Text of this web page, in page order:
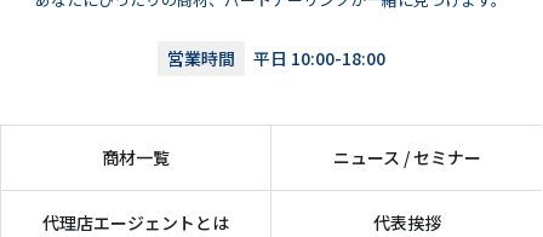
営業時間 平日 10:00-18:00
商材一覧 ニュース / セミナー
代理店エージェントとは 代表挨拶